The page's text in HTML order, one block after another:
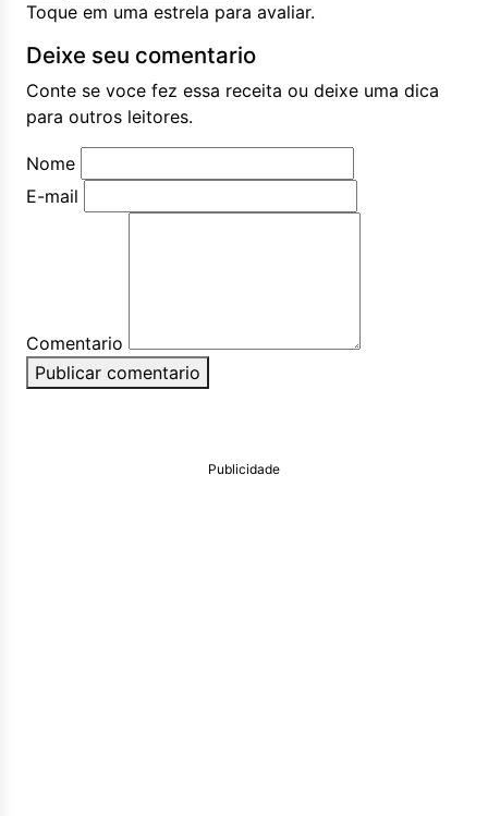
Toque em uma estrela para avaliar.
Deixe seu comentario
Conte se voce fez essa receita ou deixe uma dica
para outros leitores.
Nome
E-mail
Comentario
Publicar comentario
Publicidade